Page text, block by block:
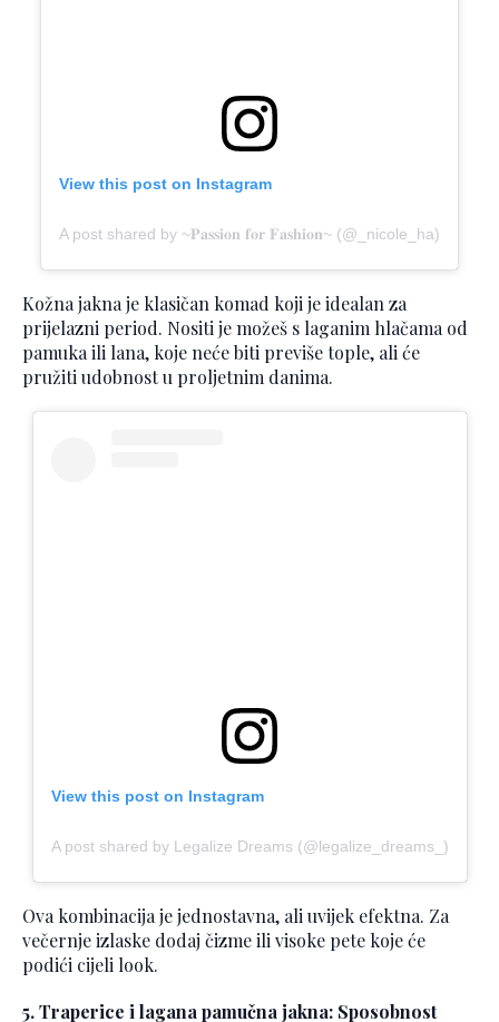
View this post on Instagram
A post shared by ~𝐏𝐚𝐬𝐬𝐢𝐨𝐧 𝐟𝐨𝐫 𝐅𝐚𝐬𝐡𝐢𝐨𝐧~ (@_nicole_ha)
Kožna jakna je klasičan komad koji je idealan za
prijelazni period. Nositi je možeš s laganim hlačama od
pamuka ili lana, koje neće biti previše tople, ali će
pružiti udobnost u proljetnim danima.
View this post on Instagram
A post shared by Legalize Dreams (@legalize_dreams_)
Ova kombinacija je jednostavna, ali uvijek efektna. Za
večernje izlaske dodaj čizme ili visoke pete koje će
podići cijeli look.
5. Traperice i lagana pamučna jakna: Sposobnost